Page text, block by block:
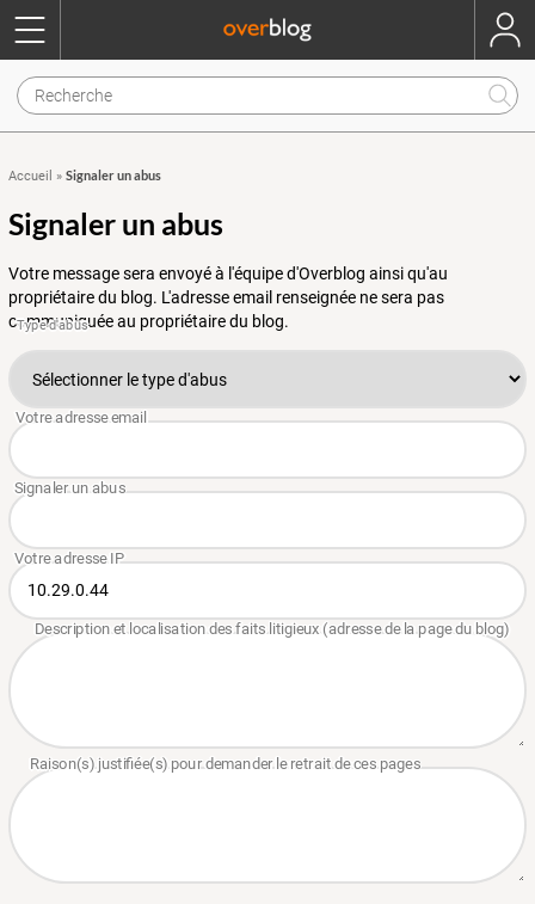
Accueil » Signaler un abus
Signaler un abus
Votre message sera envoyé à l'équipe d'Overblog ainsi qu'au
propriétaire du blog. L'adresse email renseignée ne sera pas
communiquée au propriétaire du blog.